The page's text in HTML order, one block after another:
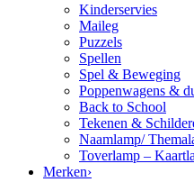
Kinderservies
Maileg
Puzzels
Spellen
Spel & Beweging
Poppenwagens &
Back to School
Tekenen &
Naamlamp/
Toverlamp –
Merken›